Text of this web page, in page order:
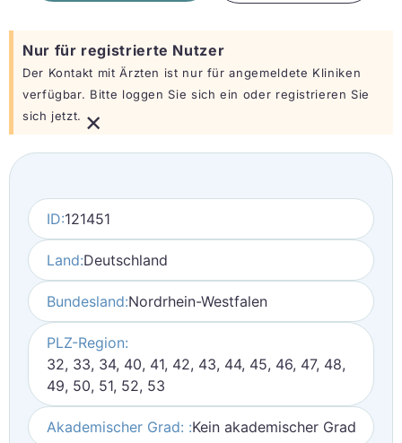
Nur für registrierte Nutzer
Der Kontakt mit Ärzten ist nur für angemeldete Kliniken
verfügbar. Bitte loggen Sie sich ein oder registrieren Sie
sich jetzt. ×
ID:121451
Land:Deutschland
Bundesland:Nordrhein-Westfalen
PLZ-Region:
32, 33, 34, 40, 41, 42, 43, 44, 45, 46, 47, 48,
49, 50, 51, 52, 53
Akademischer Grad: :Kein akademischer Grad